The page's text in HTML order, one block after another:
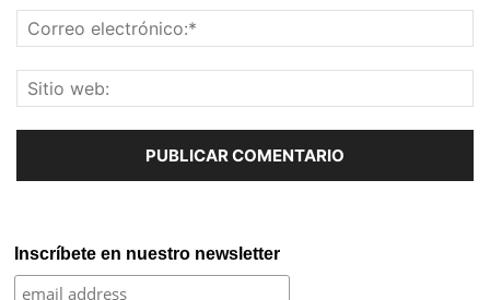
Inscríbete en nuestro newsletter